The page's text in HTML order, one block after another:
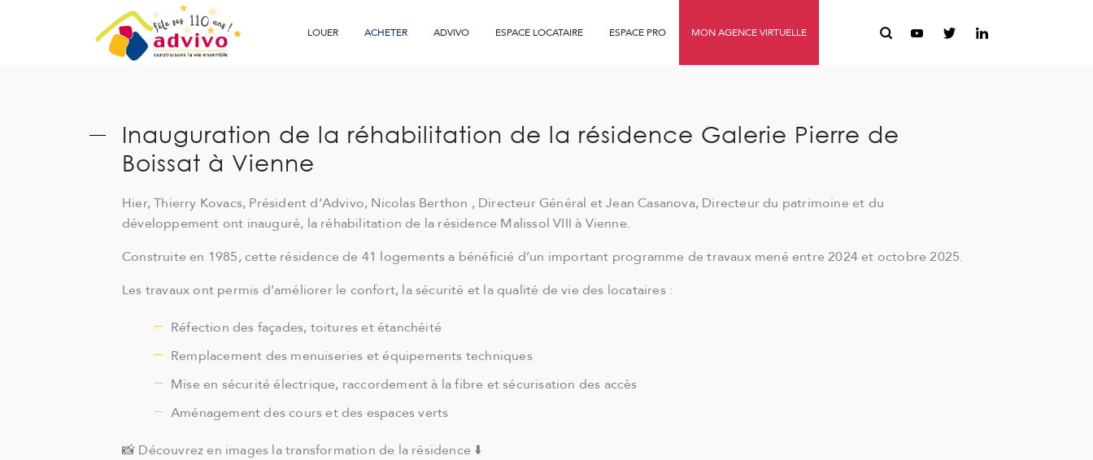
LOUER ACHETER ADVIVO ESPACE LOCATAIRE ESPACE PRO MON AGENCE VIRTUELLE
Inauguration de la réhabilitation de la résidence Galerie Pierre de
Boissat à Vienne
Hier, Thierry Kovacs, Président d’Advivo, Nicolas Berthon , Directeur Général et Jean Casanova, Directeur du patrimoine et du
développement ont inauguré, la réhabilitation de la résidence Malissol VIII à Vienne.
Construite en 1985, cette résidence de 41 logements a bénéficié d’un important programme de travaux mené entre 2024 et octobre 2025.
Les travaux ont permis d’améliorer le confort, la sécurité et la qualité de vie des locataires :
Réfection des façades, toitures et étanchéité
Remplacement des menuiseries et équipements techniques
Mise en sécurité électrique, raccordement à la fibre et sécurisation des accès
Aménagement des cours et des espaces verts
📸 Découvrez en images la transformation de la résidence ⬇️